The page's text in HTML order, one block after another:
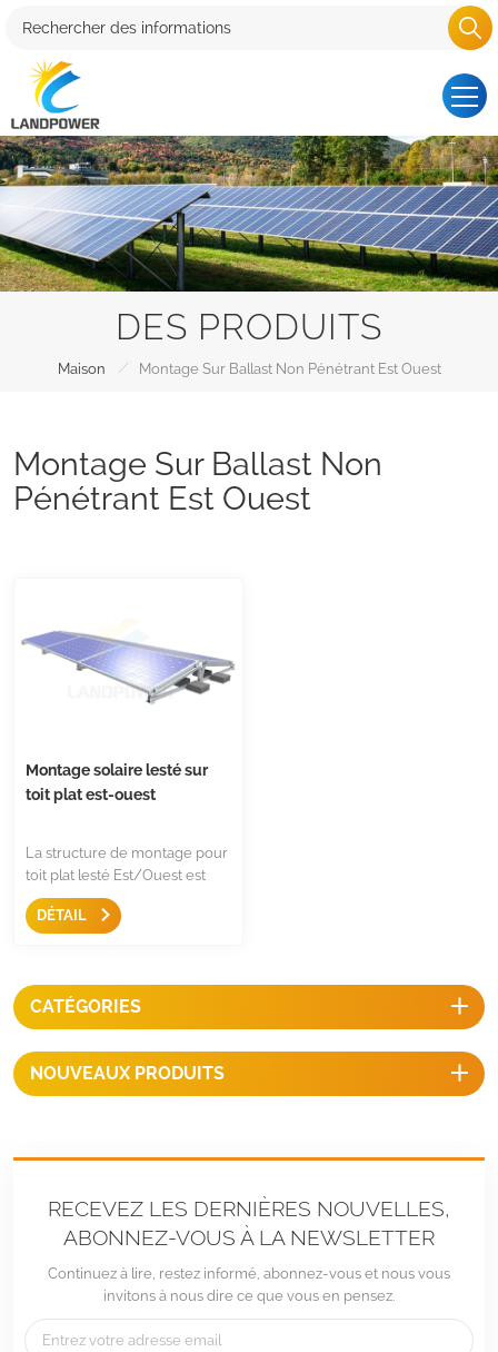
DES PRODUITS
Maison / Montage Sur Ballast Non Pénétrant Est Ouest
Montage Sur Ballast Non
Pénétrant Est Ouest
Montage solaire lesté sur
toit plat est-ouest
La structure de montage pour
toit plat lesté Est/Ouest est
simple et solution non
pénétrante pour les toits plats
facile et rapide pour obtenir
des rendements solaires plus
élevés.
DÉTAIL
CATÉGORIES
NOUVEAUX PRODUITS
RECEVEZ LES DERNIÈRES NOUVELLES,
ABONNEZ-VOUS À LA NEWSLETTER
Continuez à lire, restez informé, abonnez-vous et nous vous
invitons à nous dire ce que vous en pensez.